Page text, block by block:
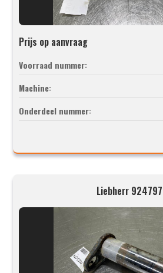
Prijs op aanvraag
Voorraad nummer:
Machine:
Onderdeel nummer:
Liebherr